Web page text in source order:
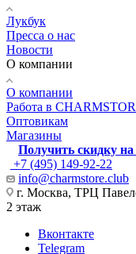
Лукбук
Пресса о нас
Новости
О компании
О компании
Работа в
Оптовикам
Магазины
Получить скидку
+7 (495) 149-92-22
info@charmstore.club
г. Москва, ТРЦ
2 этаж
Вконтакте
Telegram